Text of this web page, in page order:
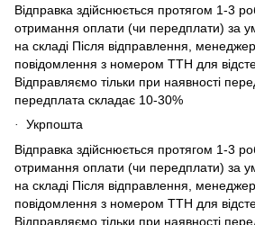
Відправка здійснюється протягом 1-3
отримання оплати (чи передплати) за
на складі Після відправлення,
повідомлення з номером ТТН для
Відправляємо тільки при наявності
передплата складає 10-30%
·
Укрпошта
Відправка здійснюється протягом 1-3
отримання оплати (чи передплати) за
на складі Після відправлення,
повідомлення з номером ТТН для
Відправляємо тільки при наявності